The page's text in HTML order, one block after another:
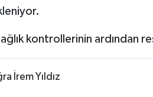
kontrollerinin ardından
İrem Yıldız